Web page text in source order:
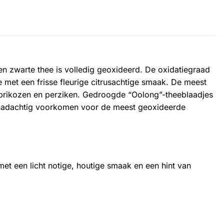
zwarte thee is volledig geoxideerd. De oxidatiegraad
een frisse fleurige citrusachtige smaak. De meest
en perziken. Gedroogde “Oolong”-theeblaadjes
voorkomen voor de meest geoxideerde
een licht notige, houtige smaak en een hint van